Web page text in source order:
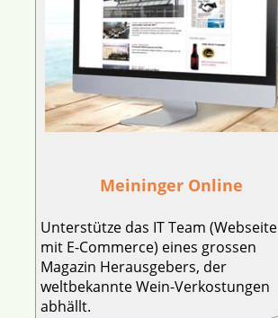
Meininger Online
Unterstütze das IT Team (Webseite
mit E-Commerce) eines grossen
Magazin Herausgebers, der
weltbekannte Wein-Verkostungen
abhällt.